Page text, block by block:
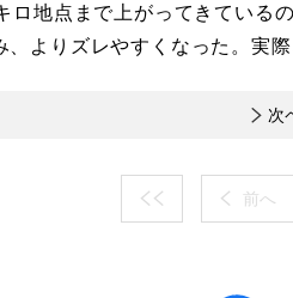
ロ地点まで上がってきている
、よりズレやすくなった。実
次
前へ